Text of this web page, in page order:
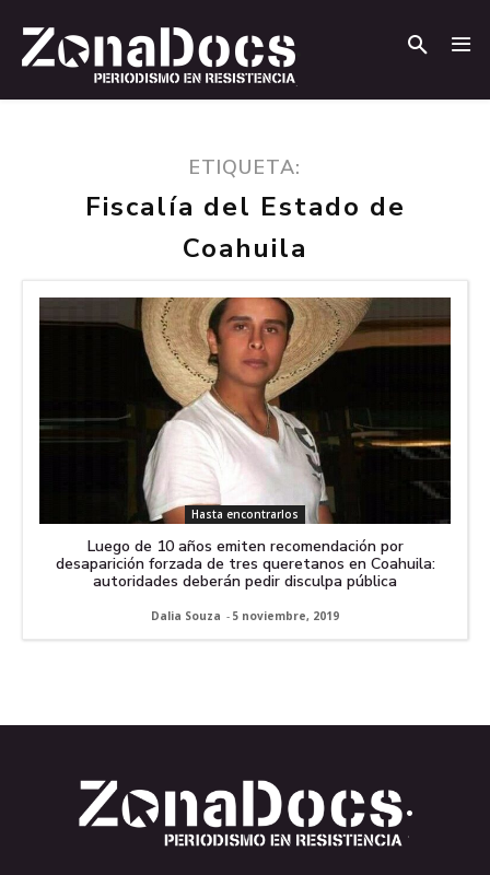
ETIQUETA:
Fiscalía del Estado de
Coahuila
Hasta encontrarlos
Luego de 10 años emiten recomendación por
desaparición forzada de tres queretanos en Coahuila:
autoridades deberán pedir disculpa pública
Dalia Souza - 5 noviembre, 2019
.
.